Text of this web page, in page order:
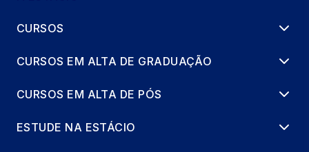
CURSOS
CURSOS EM ALTA DE GRADUAÇÃO
CURSOS EM ALTA DE PÓS
ESTUDE NA ESTÁCIO